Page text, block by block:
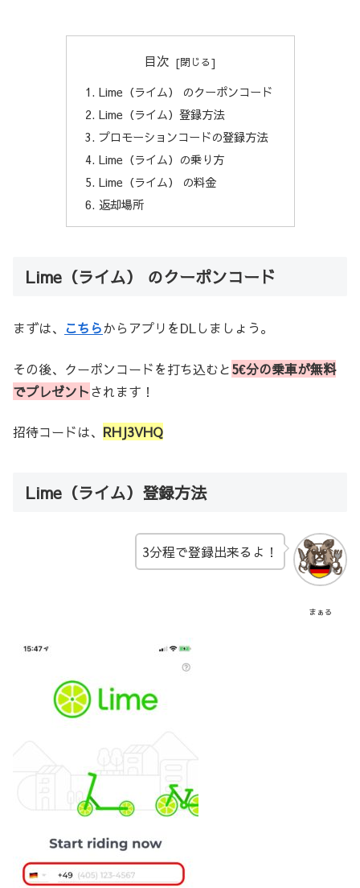
目次
Lime（ライム） のクーポンコード
Lime（ライム）登録方法
プロモーションコードの登録方法
Lime（ライム）の乗り方
Lime（ライム） の料金
返却場所
Lime（ライム） のクーポンコード
まずは、 こちらからアプリをDLしましょう。
その後、クーポンコードを打ち込むと5€分の乗車が無料
でプレゼントされます！
招待コードは、 RHJ3VHQ
Lime（ライム）登録方法
まぁる
3分程で登録出来るよ！